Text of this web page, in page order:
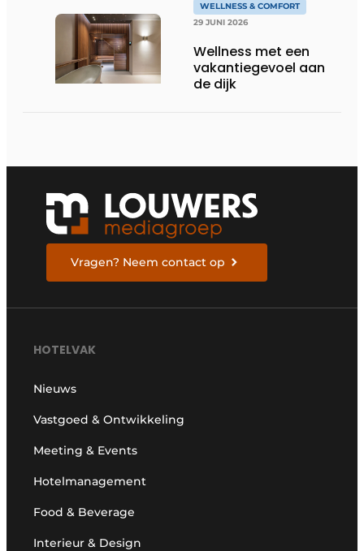
WELLNESS & COMFORT
29 JUNI 2026
Wellness met een
vakantiegevoel aan
de dijk
Vragen? Neem contact op
HOTELVAK
Nieuws
Vastgoed & Ontwikkeling
Meeting & Events
Hotelmanagement
Food & Beverage
Interieur & Design